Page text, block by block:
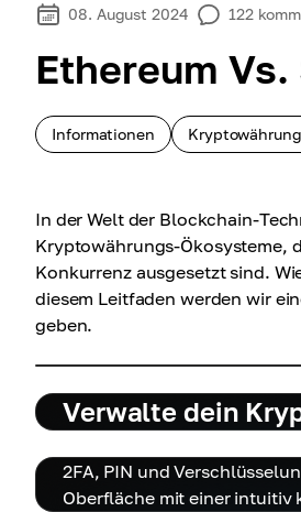
08. August 2024 122
Ethereum
Informationen
In der Welt der Blockchain-
Kryptowährungs-Ökosysteme,
Konkurrenz ausgesetzt sind.
diesem Leitfaden werden wir
geben.
Verwalte dein
2FA, PIN und
Oberfläche mit einer intuitiv